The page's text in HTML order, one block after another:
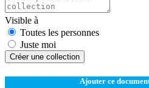
Visible à
Toutes les personnes
Juste moi
Créer une collection
Ajouter ce